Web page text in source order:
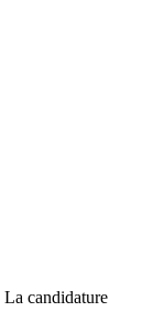
La candidature